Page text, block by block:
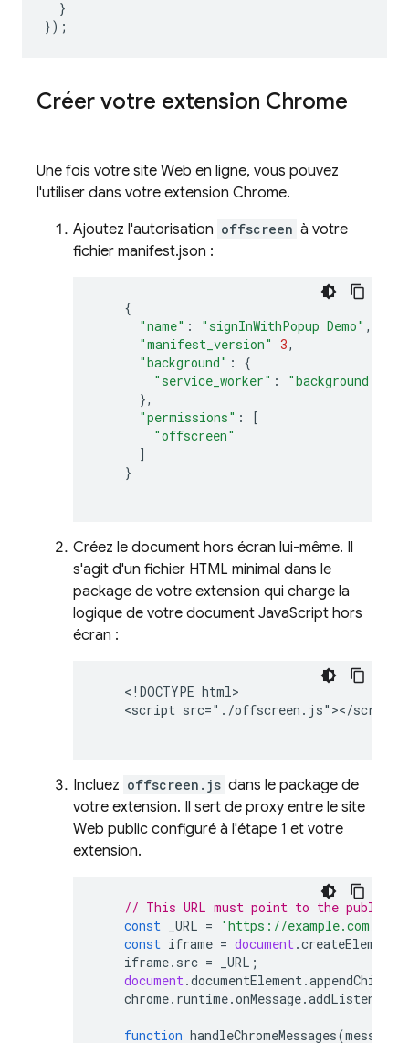
}
});
Créer votre extension Chrome
Une fois votre site Web en ligne, vous pouvez
l'utiliser dans votre extension Chrome.
Ajoutez l'autorisation offscreen à votre
fichier manifest.json :
{
"name" : "signInWithPopup Demo" ,
"manifest_version" 3,
"background" :
{
"service_worker" :
"background.js"
},
"permissions" :
[
"offscreen"
]
}
Créez le document hors écran lui-même. Il
s'agit d'un fichier HTML minimal dans le
package de votre extension qui charge la
logique de votre document JavaScript hors
écran :
    <!DOCTYPE html>
    <script src="./offscreen.js"></script>
Incluez offscreen.js dans le package de
votre extension. Il sert de proxy entre le site
Web public configuré à l'étape 1 et votre
extension.
// This URL must point to the public
const
_URL =
'https://example.com/
const iframe = document.createElement
iframe. src = _URL ;
document.documentElement.appendChild
chrome. runtime.onMessage.addListener
function handleChromeMessages(message